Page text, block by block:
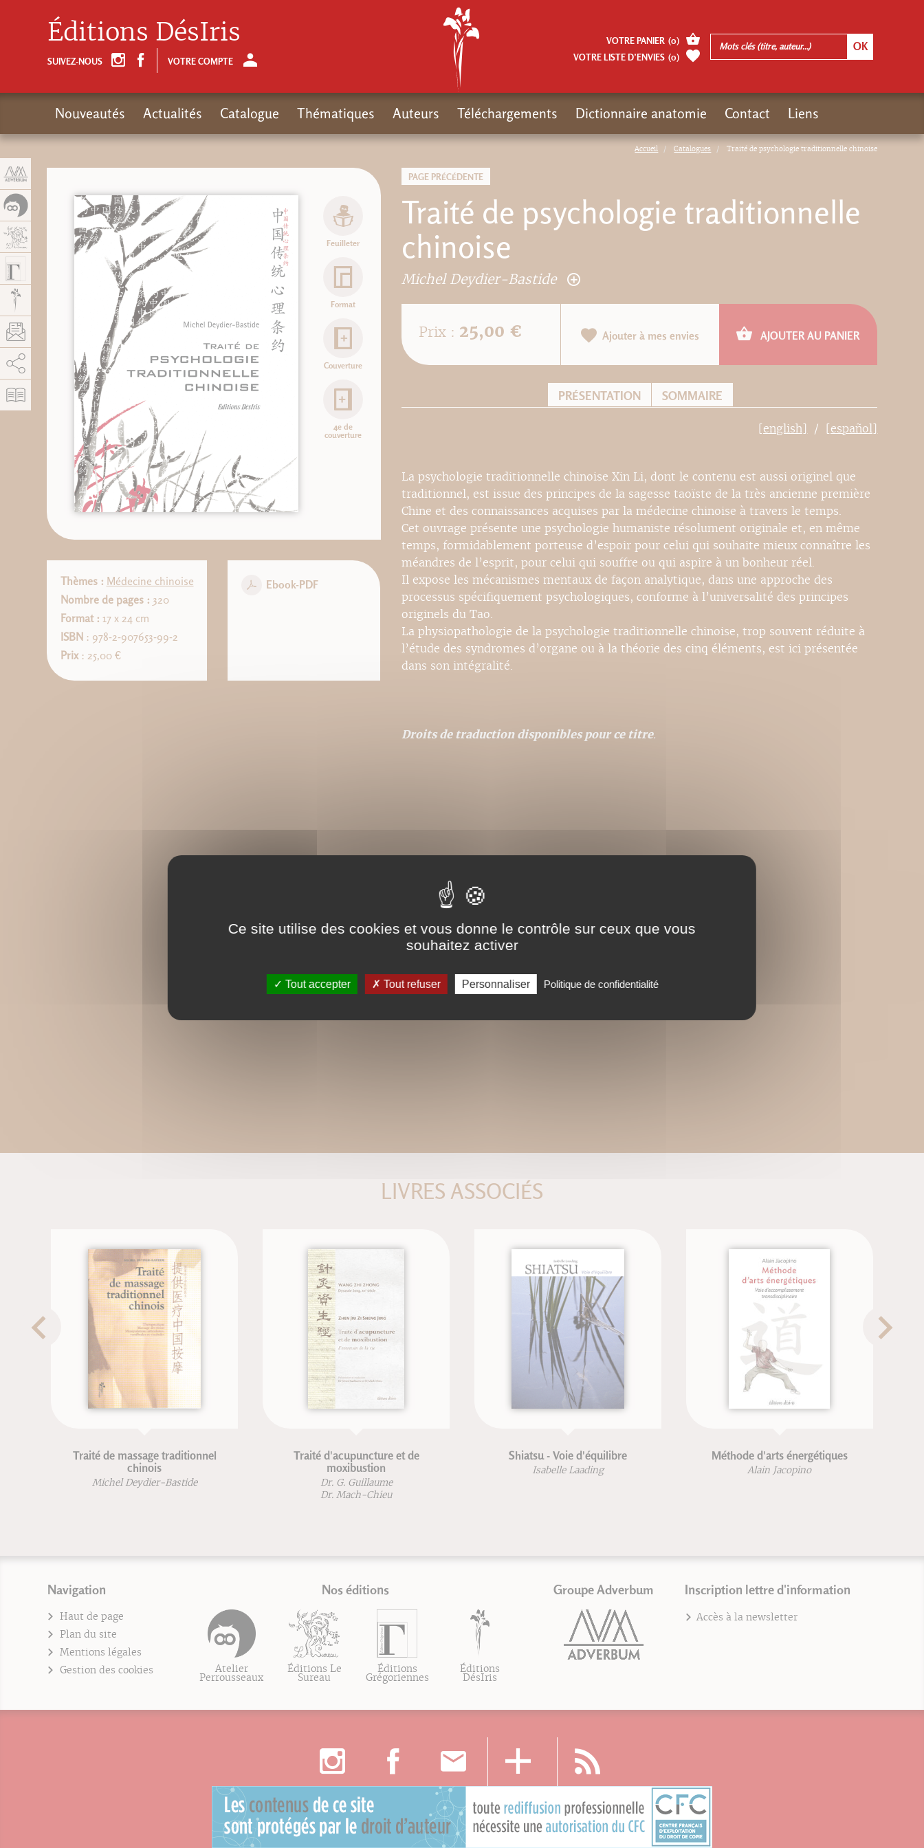
Accueil Catalogues Traité de psychologie traditionnelle chinoise
PAGE PRÉCÉDENTE
Traité de psychologie traditionnelle
chinoise
Michel Deydier-Bastide
Feuilleter
Format
Couverture
4e de
couverture
Thèmes : Médecine chinoise
Nombre de pages : 320
Format : 17 x 24 cm
ISBN : 978-2-907653-99-2
Prix: 25,00 €
Ebook-PDF
Prix : 25,00 € Ajouter à mes envies AJOUTER AU PANIER
PRÉSENTATION SOMMAIRE
[english] [español]
La psychologie traditionnelle chinoise Xin Li, dont le contenu est aussi originel que
traditionnel, est issue des principes de la sagesse taoïste de la très ancienne première
Chine et des connaissances acquises par la médecine chinoise à travers le temps.
Cet ouvrage présente une psychologie humaniste résolument originale et, en même
temps, formidablement porteuse d’espoir pour celui qui souhaite mieux connaître les
méandres de l’esprit, pour celui qui souffre ou qui aspire à un bonheur réel.
Il expose les mécanismes mentaux de façon analytique, dans une approche des
processus spécifiquement psychologiques, conforme à l’universalité des principes
originels du Tao.
La physiopathologie de la psychologie traditionnelle chinoise, trop souvent réduite à
l’étude des syndromes d’organe ou à la théorie des cinq éléments, est ici présentée
dans son intégralité.
Droits de traduction disponibles pour ce titre.
LIVRES ASSOCIÉS
Traité de massage traditionnel
chinois
Michel Deydier-Bastide
Traité d'acupuncture et de
moxibustion
Dr. G. Guillaume
Dr. Mach-Chieu
Shiatsu - Voie d'équilibre
Isabelle Laading
Méthode d'arts énergétiques
Alain Jacopino
Navigation
Haut de page
Plan du site
Mentions légales
Gestion des cookies
Nos éditions
Atelier
Perrousseaux
Éditions Le
Sureau
Éditions
Grégoriennes
Éditions
DésIris
Groupe Adverbum Inscription lettre d'information
Accès à la newsletter
Éditions DésIris
SUIVEZ-NOUS VOTRE COMPTE
VOTRE PANIER (0)
VOTRE LISTE D’ENVIES (0)
Nouveautés Actualités Catalogue Thématiques Auteurs Téléchargements Dictionnaire anatomie Contact Liens
AddThis est désactivé. Autoriser
Ce site utilise des cookies et vous donne le contrôle sur ceux que vous
souhaitez activer
Tout accepter Tout refuser Personnaliser Politique de confidentialité